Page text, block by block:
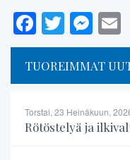
Facebook
Twitter
TUOREIMMAT
Torstai, 23 Heinäkuun,
Rötöstelyä ja